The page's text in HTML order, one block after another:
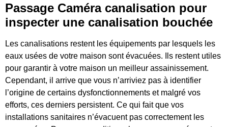
Passage Caméra canalisation pour
inspecter une canalisation bouchée
Les canalisations restent les équipements par lesquels les
eaux usées de votre maison sont évacuées. Ils restent utiles
pour garantir à votre maison un meilleur assainissement.
Cependant, il arrive que vous n’arriviez pas à identifier
l’origine de certains dysfonctionnements et malgré vos
efforts, ces derniers persistent. Ce qui fait que vos
installations sanitaires n’évacuent pas correctement les